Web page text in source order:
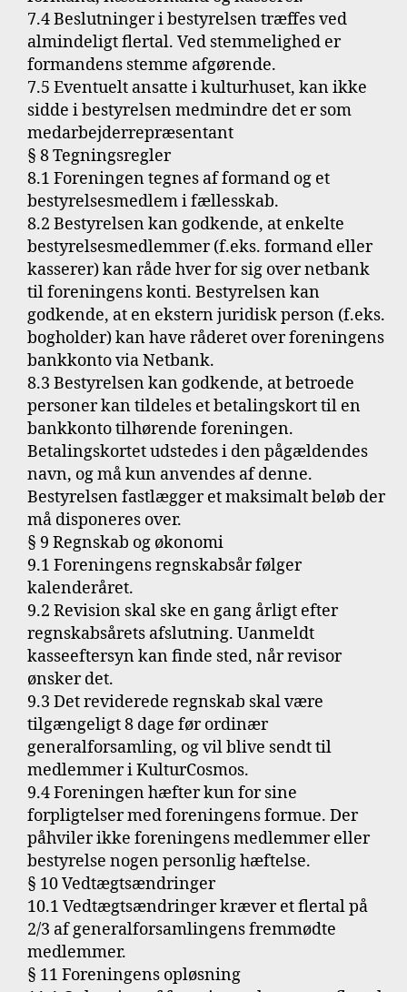
7.4 Beslutninger i bestyrelsen træffes ved
almindeligt flertal. Ved stemmelighed er
formandens stemme afgørende.
7.5 Eventuelt ansatte i kulturhuset, kan ikke
sidde i bestyrelsen medmindre det er som
medarbejderrepræsentant
§ 8 Tegningsregler
8.1 Foreningen tegnes af formand og et
bestyrelsesmedlem i fællesskab.
8.2 Bestyrelsen kan godkende, at enkelte
bestyrelsesmedlemmer (f.eks. formand eller
kasserer) kan råde hver for sig over netbank
til foreningens konti. Bestyrelsen kan
godkende, at en ekstern juridisk person (f.eks.
bogholder) kan have råderet over foreningens
bankkonto via Netbank.
8.3 Bestyrelsen kan godkende, at betroede
personer kan tildeles et betalingskort til en
bankkonto tilhørende foreningen.
Betalingskortet udstedes i den pågældendes
navn, og må kun anvendes af denne.
Bestyrelsen fastlægger et maksimalt beløb der
må disponeres over.
§ 9 Regnskab og økonomi
9.1 Foreningens regnskabsår følger
kalenderåret.
9.2 Revision skal ske en gang årligt efter
regnskabsårets afslutning. Uanmeldt
kasseeftersyn kan finde sted, når revisor
ønsker det.
9.3 Det reviderede regnskab skal være
tilgængeligt 8 dage før ordinær
generalforsamling, og vil blive sendt til
medlemmer i KulturCosmos.
9.4 Foreningen hæfter kun for sine
forpligtelser med foreningens formue. Der
påhviler ikke foreningens medlemmer eller
bestyrelse nogen personlig hæftelse.
§ 10 Vedtægtsændringer
10.1 Vedtægtsændringer kræver et flertal på
2/3 af generalforsamlingens fremmødte
medlemmer.
§ 11 Foreningens opløsning